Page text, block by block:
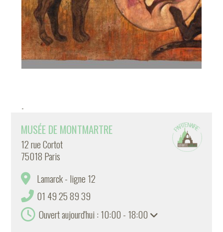
-
MUSÉE DE MONTMARTRE
12 rue Cortot
75018 Paris
Lamarck - ligne 12
01 49 25 89 39
Ouvert aujourd'hui : 10:00 - 18:00